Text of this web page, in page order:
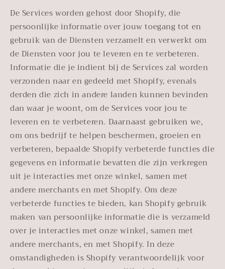
De Services worden gehost door Shopify, die
persoonlijke informatie over jouw toegang tot en
gebruik van de Diensten verzamelt en verwerkt om
de Diensten voor jou te leveren en te verbeteren.
Informatie die je indient bij de Services zal worden
verzonden naar en gedeeld met Shopify, evenals
derden die zich in andere landen kunnen bevinden
dan waar je woont, om de Services voor jou te
leveren en te verbeteren. Daarnaast gebruiken we,
om ons bedrijf te helpen beschermen, groeien en
verbeteren, bepaalde Shopify verbeterde functies die
gegevens en informatie bevatten die zijn verkregen
uit je interacties met onze winkel, samen met
andere merchants en met Shopify. Om deze
verbeterde functies te bieden, kan Shopify gebruik
maken van persoonlijke informatie die is verzameld
over je interacties met onze winkel, samen met
andere merchants, en met Shopify. In deze
omstandigheden is Shopify verantwoordelijk voor